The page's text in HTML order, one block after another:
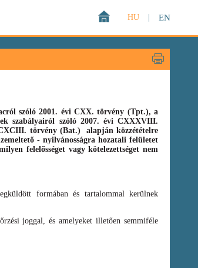
EN
HU
szóló 2001. évi CXX. törvény (Tpt.), a
szabályairól szóló 2007. évi CXXXVIII.
törvény (Bat.)
alapján közzétételre
- nyilvánosságra hozatali felületet
felelősséget vagy kötelezettséget nem
formában és tartalommal kerülnek
joggal, és amelyeket illetően semmiféle